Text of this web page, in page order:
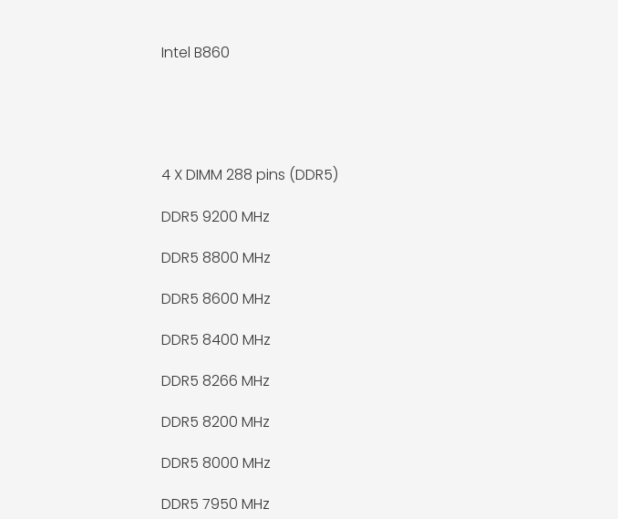
Intel B860
4 XDIMM 288 pins (DDR5)
DDR5 9200 MHz
DDR5 8800 MHz
DDR5 8600 MHz
DDR5 8400 MHz
DDR5 8266 MHz
DDR5 8200 MHz
DDR5 8000 MHz
DDR5 7950 MHz